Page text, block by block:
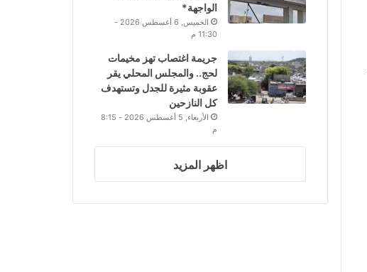
الواجهة*
الخميس, 6 أغسطس 2026 -
11:30 م
جريمة اغتصاب تهز مخيمات
لحج.. والمجلس المحلي يقر
عقوبة مثيرة للجدل وتستهدف
كل النازحين
الأربعاء, 5 أغسطس 2026 - 8:15
م
اظهر المزيد